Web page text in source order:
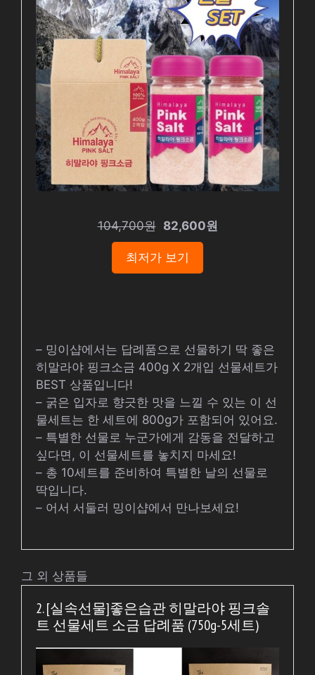
104,700원 82,600원
최저가 보기
– 밍이샵에서는 답례품으로 선물하기 딱 좋은
히말라야 핑크소금 400g X 2개입 선물세트가
BEST 상품입니다!
– 굵은 입자로 향긋한 맛을 느낄 수 있는 이 선
물세트는 한 세트에 800g가 포함되어 있어요.
– 특별한 선물로 누군가에게 감동을 전달하고
싶다면, 이 선물세트를 놓치지 마세요!
– 총 10세트를 준비하여 특별한 날의 선물로
딱입니다.
– 어서 서둘러 밍이샵에서 만나보세요!
그 외 상품들
2. [실속선물]좋은습관 히말라야 핑크솔
트 선물세트 소금 답례품 (750g-5세트)